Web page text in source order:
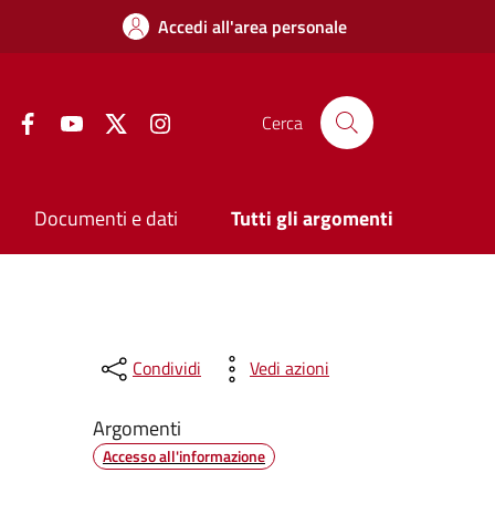
Accedi all'area personale
FacebookYouTube Twitter Cerca
Documenti e dati Tutti gli argomenti
Condividi Vedi azioni
Argomenti
Accesso all'informazione